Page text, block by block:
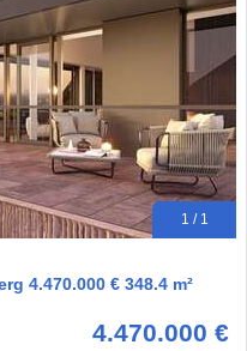
1 / 1
4.470.000 € 348.4 m²
4.470.000 €